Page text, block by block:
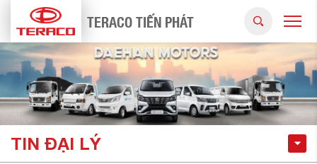
TERACO TIẾN PHÁT
TIN ĐẠI LÝ